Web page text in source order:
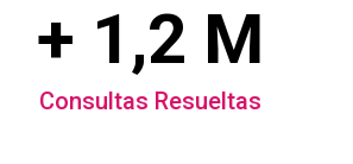
+ 1,2 M
Consultas Resueltas